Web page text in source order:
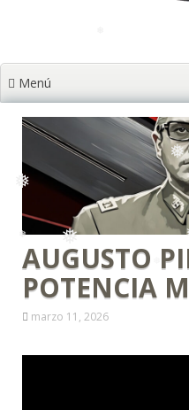
❅
❅
❅
Menú
AUGUSTO
POTENCIA
marzo 11, 2026